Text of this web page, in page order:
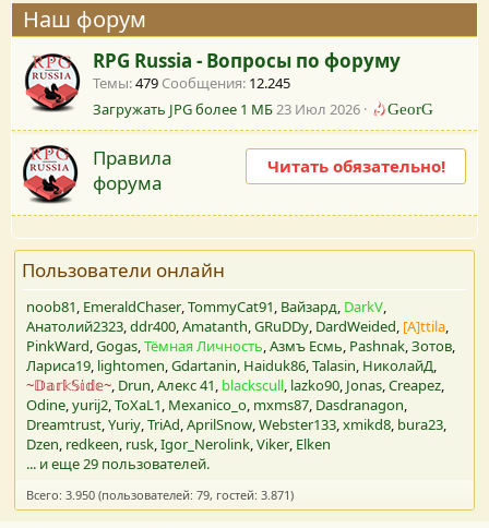
Наш форум
RPG Russia - Вопросы по форуму
Темы 479 Сообщения 12.245
Загружать JPG более 1 МБ23 Июл 2026 GeorG
Правила
форума
Пользователи онлайн
noob81 EmeraldChaser TommyCat91 Вайзард DarkV
Анатолий2323 ddr400 Amatanth GRuDDy DardWeided [A]ttila
PinkWard Gogas Тёмная Личность Азмъ Есмь Pashnak Зотов
Лариса19 lightomen Gdartanin Haiduk86 Talasin НиколайД
~𝔻𝕒𝕣𝕜𝕊𝕚𝕕𝕖~ Drun Алекс 41 blackscull lazko90 Jonas Creapez
Odine yurij2 ToXaL1 Mexanico_o mxms87 Dasdranagon
Dreamtrust Yuriy TriAd AprilSnow Webster133 xmikd8 bura23
Dzen redkeen rusk Igor_Nerolink Viker Elken
... и еще 29 пользователей.
Всего: 3.950 (пользователей: 79, гостей: 3.871)